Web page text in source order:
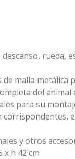
rueda,
malla
del
para su
y otros
x h 42 cm